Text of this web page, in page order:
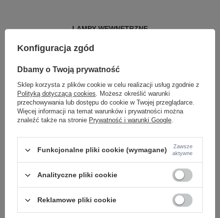
LAMPY WEWNĘTRZNE
ŻYRANDOLE
ŻYRANDOLE KRYSZTAŁOWE
LAMPY WISZĄCE - OKRĘGI
KINKIETY DO SYPIALNI
LAMPY SUFITOWE OKRĄGŁE
LAMPY WISZĄCE
SŁUPKI OGRODOWE
LAMPY OGRODOWE - WISZĄCE
LAMPY WISZĄCE - ZEWNĘTRZNE
LAMPY OGRODOWE - SUFITOWE
GIRLANDY OGRODOWE
Konfiguracja zgód
Dbamy o Twoją prywatność
Sklep korzysta z plików cookie w celu realizacji usług zgodnie z
Polityką dotyczącą cookies. Możesz określić warunki
przechowywania lub dostępu do cookie w Twojej przeglądarce.
Więcej informacji na temat warunków i prywatności można
znaleźć także na stronie Prywatność i warunki Google.
Funkcjonalne pliki cookie (wymagane)
Zawsze
aktywne
Analityczne pliki cookie
Reklamowe pliki cookie